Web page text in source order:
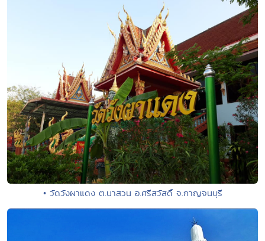
• วัดวังผาแดง ต.นาสวน อ.ศรีสวัสดิ์ จ.กาญจนบุรี